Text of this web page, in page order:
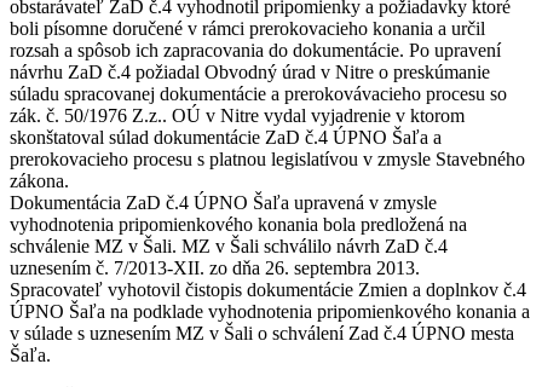
obstarávateľ ZaD č.4 vyhodnotil pripomienky a požiadavky ktoré
boli písomne doručené v rámci prerokovacieho konania a určil
rozsah a spôsob ich zapracovania do dokumentácie. Po upravení
návrhu ZaD č.4 požiadal Obvodný úrad v Nitre o preskúmanie
súladu spracovanej dokumentácie a prerokovávacieho procesu so
zák. č. 50/1976 Z.z.. OÚ v Nitre vydal vyjadrenie v ktorom
skonštatoval súlad dokumentácie ZaD č.4 ÚPNO Šaľa a
prerokovacieho procesu s platnou legislatívou v zmysle Stavebného
zákona.
Dokumentácia ZaD č.4 ÚPNO Šaľa upravená v zmysle
vyhodnotenia pripomienkového konania bola predložená na
schválenie MZ v Šali. MZ v Šali schválilo návrh ZaD č.4
uznesením č. 7/2013-XII. zo dňa 26. septembra 2013.
Spracovateľ vyhotovil čistopis dokumentácie Zmien a doplnkov č.4
ÚPNO Šaľa na podklade vyhodnotenia pripomienkového konania a
v súlade s uznesením MZ v Šali o schválení Zad č.4 ÚPNO mesta
Šaľa.